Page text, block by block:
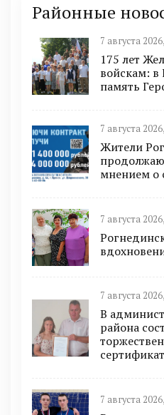
Районные
7 августа
175 лет
войскам: в
память
7 августа
Жители
мнением о
7 августа
7 августа
В
района
7 августа